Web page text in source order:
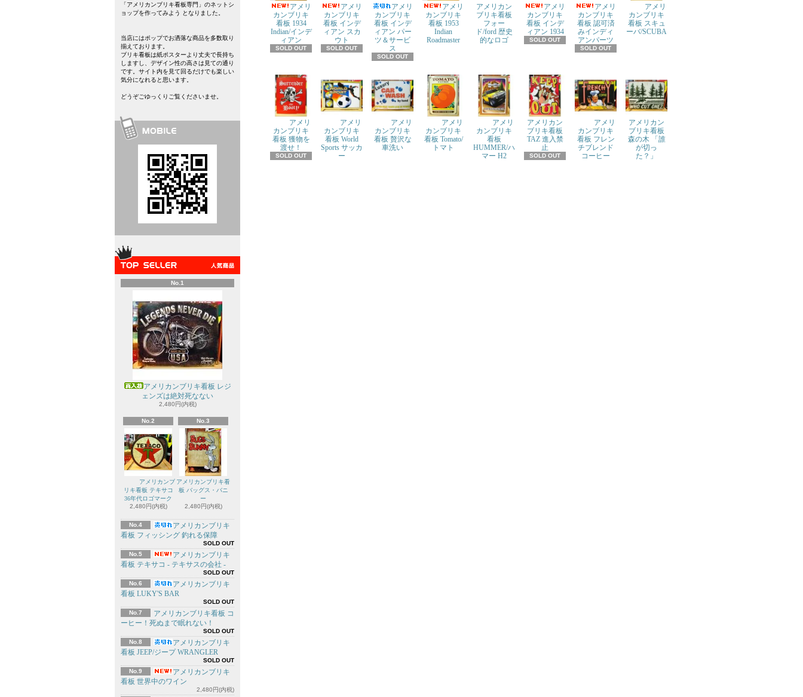
「アメリカンブリキ看板専門」のネットシ
ョップを作ってみよう となりました。
当店にはポップでお洒落な商品を多数取り
揃えております。
ブリキ看板は紙ポスターより丈夫で長持ち
しますし、デザイン性の高さは見ての通り
です。サイト内を見て回るだけでも楽しい
気分になれると思います。
どうぞごゆっくりご覧くださいませ。
No.1
アメリカンブリキ看板 レジ
ェンズは絶対死なない
2,480円(内税)
No.2
アメリカンブ
リキ看板 テキサコ
36年代ロゴマーク
2,480円(内税)
No.3
アメリカンブリキ看
板 バッグス・バニ
ー
2,480円(内税)
No.4
アメリカンブリキ
看板 フィッシング 釣れる保障
SOLD OUT
No.5
アメリカンブリキ
看板 テキサコ - テキサスの会社 -
SOLD OUT
No.6
アメリカンブリキ
看板 LUKY'S BAR
SOLD OUT
No.7
アメリカンブリキ看板 コ
ーヒー！死ぬまで眠れない！
SOLD OUT
No.8
アメリカンブリキ
看板 JEEP/ジープ WRANGLER
SOLD OUT
No.9
アメリカンブリキ
看板 世界中のワイン
2,480円(内税)
アメリ
カンブリキ
看板 1934
Indian/インデ
ィアン
SOLD OUT
アメリ
カンブリキ
看板 インデ
ィアン スカ
ウト
SOLD OUT
アメリ
カンブリキ
看板 インデ
ィアン パー
ツ＆サービ
ス
SOLD OUT
アメリ
カンブリキ
看板 1953
Indian
Roadmaster
アメリカン
ブリキ看板
フォー
ド/ford 歴史
的なロゴ
アメリ
カンブリキ
看板 インデ
ィアン 1934
SOLD OUT
アメリ
カンブリキ
看板 認可済
みインディ
アンパーツ
SOLD OUT
アメリ
カンブリキ
看板 スキュ
ーバ/SCUBA
アメリ
カンブリキ
看板 獲物を
渡せ！
SOLD OUT
アメリ
カンブリキ
看板 World
Sports サッカ
ー
アメリ
カンブリキ
看板 贅沢な
車洗い
アメリ
カンブリキ
看板 Tomato/
トマト
アメリ
カンブリキ
看板
HUMMER/ハ
マー H2
アメリカン
ブリキ看板
TAZ 進入禁
止
SOLD OUT
アメリ
カンブリキ
看板 フレン
チブレンド
コーヒー
アメリカン
ブリキ看板
森の木 「誰
が切っ
た？」